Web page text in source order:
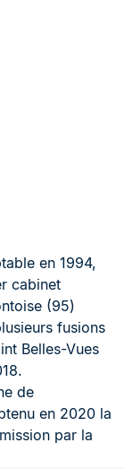
en 1994,
cabinet
(95)
fusions
Belles-Vues
de
en 2020 la
par la